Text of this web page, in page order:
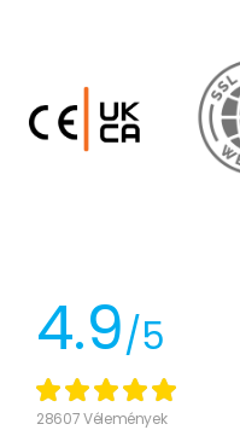
4.9/5
28607 Vélemények